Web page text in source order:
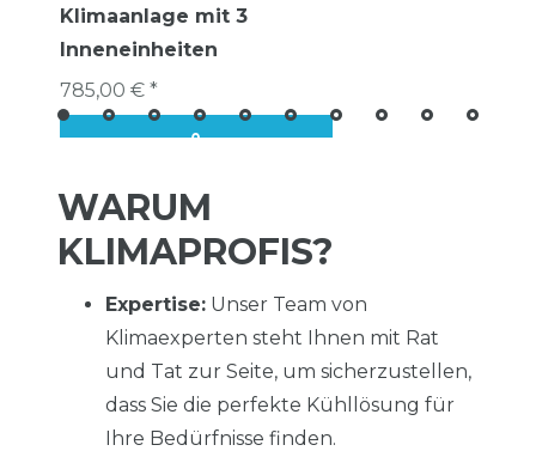
Klimaanlage mit 3
Inneneinheiten
785,00 € *
WARUM
KLIMAPROFIS?
Expertise: Unser Team von
Klimaexperten steht Ihnen mit Rat
und Tat zur Seite, um sicherzustellen,
dass Sie die perfekte Kühllösung für
Ihre Bedürfnisse finden.